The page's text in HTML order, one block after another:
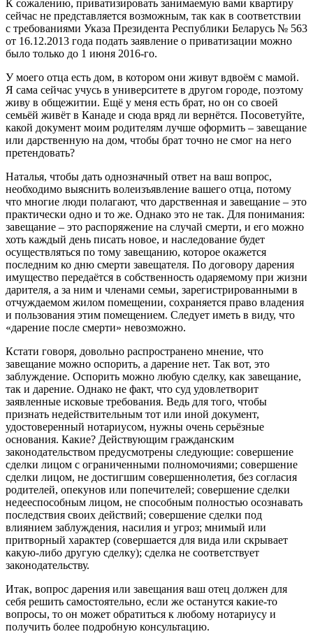
К сожалению, приватизировать занимаемую вами квартиру
сейчас не представляется возможным, так как в соответствии
с требованиями Указа Президента Республики Беларусь № 563
от 16.12.2013 года подать заявление о приватизации можно
было только до 1 июня 2016-го.
У моего отца есть дом, в котором они живут вдвоём с мамой.
Я сама сейчас учусь в университете в другом городе, поэтому
живу в общежитии. Ещё у меня есть брат, но он со своей
семьёй живёт в Канаде и сюда вряд ли вернётся. Посоветуйте,
какой документ моим родителям лучше оформить – завещание
или дарственную на дом, чтобы брат точно не смог на него
претендовать?
Наталья, чтобы дать однозначный ответ на ваш вопрос,
необходимо выяснить волеизъявление вашего отца, потому
что многие люди полагают, что дарственная и завещание – это
практически одно и то же. Однако это не так. Для понимания:
завещание – это распоряжение на случай смерти, и его можно
хоть каждый день писать новое, и наследование будет
осуществляться по тому завещанию, которое окажется
последним ко дню смерти завещателя. По договору дарения
имущество передаётся в собственность одаряемому при жизни
дарителя, а за ним и членами семьи, зарегистрированными в
отчуждаемом жилом помещении, сохраняется право владения
и пользования этим помещением. Следует иметь в виду, что
«дарение после смерти» невозможно.
Кстати говоря, довольно распространено мнение, что
завещание можно оспорить, а дарение нет. Так вот, это
заблуждение. Оспорить можно любую сделку, как завещание,
так и дарение. Однако не факт, что суд удовлетворит
заявленные исковые требования. Ведь для того, чтобы
признать недействительным тот или иной документ,
удостоверенный нотариусом, нужны очень серьёзные
основания. Какие? Действующим гражданским
законодательством предусмотрены следующие: совершение
сделки лицом с ограниченными полномочиями; совершение
сделки лицом, не достигшим совершеннолетия, без согласия
родителей, опекунов или попечителей; совершение сделки
недееспособным лицом, не способным полностью осознавать
последствия своих действий; совершение сделки под
влиянием заблуждения, насилия и угроз; мнимый или
притворный характер (совершается для вида или скрывает
какую-либо другую сделку); сделка не соответствует
законодательству.
Итак, вопрос дарения или завещания ваш отец должен для
себя решить самостоятельно, если же останутся какие-то
вопросы, то он может обратиться к любому нотариусу и
получить более подробную консультацию.